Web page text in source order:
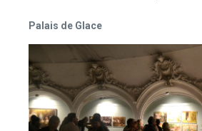
Palais de Glace